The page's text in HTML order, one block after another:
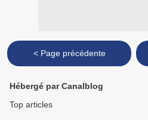
< Page précédente
Hébergé par Canalblog
Top articles